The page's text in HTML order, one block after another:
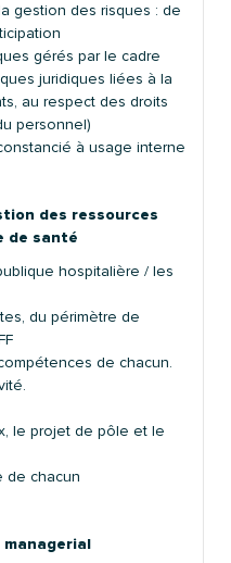
gestion des risques : de
gérés par le cadre
juridiques liées à la
au respect des droits
personnel)
à usage interne
des ressources
de santé
hospitalière / les
du périmètre de
de chacun.
le projet de pôle et le
de chacun